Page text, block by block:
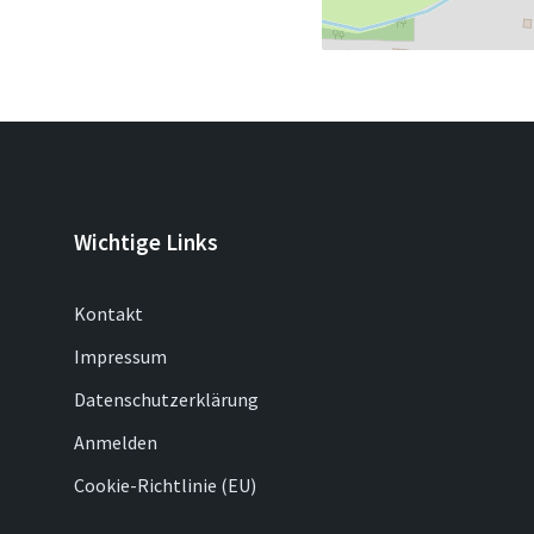
Wichtige Links
Kontakt
Impressum
Datenschutzerklärung
Anmelden
Cookie-Richtlinie (EU)